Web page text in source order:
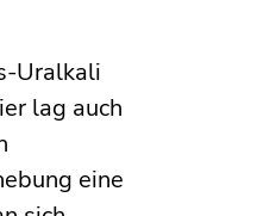
Uralkali
lag auch
eine